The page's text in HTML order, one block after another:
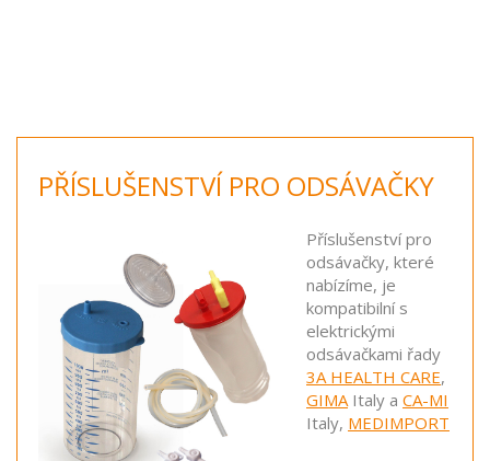
PŘÍSLUŠENSTVÍ PRO ODSÁVAČKY
Příslušenství pro
odsávačky, které
nabízíme, je
kompatibilní s
elektrickými
odsávačkami řady
3A HEALTH CARE,
GIMAItaly a CA-MI
Italy, MEDIMPORT